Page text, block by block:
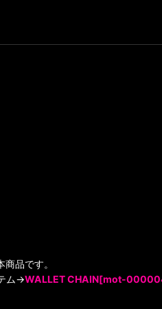
品です。
ム→WALLET CHAIN[mot-